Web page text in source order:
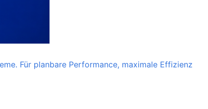
Für planbare Performance, maximale Effizienz